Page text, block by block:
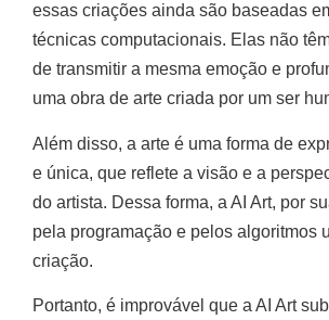
essas criações ainda são baseadas
técnicas computacionais. Elas não
de transmitir a mesma emoção e
uma obra de arte criada por um ser
Além disso, a arte é uma forma de
e única, que reflete a visão e a
do artista. Dessa forma, a AI Art, por
pela programação e pelos algoritmos
criação.
Portanto, é improvável que a AI Art